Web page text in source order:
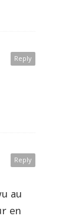
Reply
Reply
au
en